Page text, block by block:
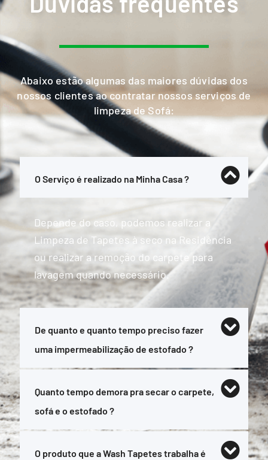
Abaixo estão algumas das maiores dúvidas dos
nossos clientes ao contratar nossos serviços de
limpeza de Sofá:
O Serviço é realizado na Minha Casa ?
Depende do caso, podemos realizar a
Limpeza de Tapetes à seco na Residência
ou realizar a remoção do carpete para
lavagem quando necessário.
De quanto e quanto tempo preciso fazer
uma impermeabilização de estofado ?
Quanto tempo demora pra secar o carpete,
sofá e o estofado ?
O produto que a Wash Tapetes trabalha é